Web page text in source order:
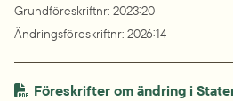
Grundföreskriftnr: 2023:20
Ändringsföreskriftnr: 2026:14
Föreskrifter om ändring i